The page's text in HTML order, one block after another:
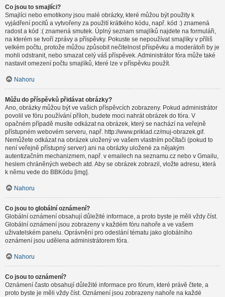
Co jsou to smajlíci?
Smajlíci nebo emotikony jsou malé obrázky, které můžou být použity k
vyjádření pocitů a vytvořeny za použití krátkého kódu, např. kód :) znamená
radost a kód :( znamená smutek. Úplný seznam smajlíků najdete na formuláři,
na kterém se tvoří zprávy a příspěvky. Pokuste se nepoužívat smajlíky v příliš
velkém počtu, protože můžou způsobit nečitelnost příspěvku a moderátoři by je
mohli odstranit, nebo smazat celý váš příspěvek. Administrátor fóra může také
nastavit omezení počtu smajlíků, které lze v příspěvku použít.
Nahoru
Můžu do příspěvků přidávat obrázky?
Ano, obrázky můžou být ve vašich příspěvcích zobrazeny. Pokud administrátor
povolil ve fóru používání příloh, budete moci nahrát obrázek do fóra. V
opačném případě musíte odkázat na obrázek, který se nachází na veřejně
přístupném webovém serveru, např. http://www.priklad.cz/muj-obrazek.gif.
Nemůžete odkázat na obrázek uložený ve vašem vlastním počítači (pokud to
není veřejně přístupný server) ani na obrázky uložené za nějakým
autentizačním mechanizmem, např. v emailech na seznamu.cz nebo v Gmailu,
heslem chráněných webech atd. Aby se obrázek zobrazil, vložte adresu, která
k němu vede do BBKódu [img].
Nahoru
Co jsou to globální oznámení?
Globální oznámení obsahují důležité informace, a proto byste je měli vždy číst.
Globální oznámení jsou zobrazeny v každém fóru nahoře a ve vašem
uživatelském panelu. Oprávnění pro odeslání tématu jako globálního
oznámení jsou udělena administrátorem fóra.
Nahoru
Co jsou to oznámení?
Oznámení často obsahují důležité informace pro fórum, které právě čtete, a
proto byste je měli vždy číst. Oznámení jsou zobrazeny nahoře na každé